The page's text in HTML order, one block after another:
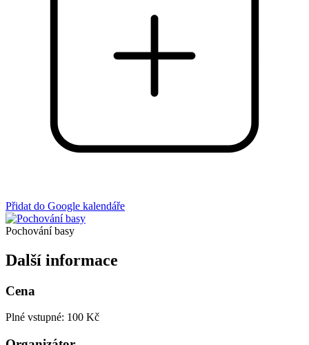
Přidat do Google kalendáře
Pochování basy
Další informace
Cena
Plné vstupné: 100 Kč